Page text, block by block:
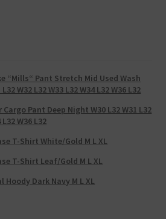
“Mills“ Pant Stretch Mid Used Wash
W32 L32 W33 L32 W34 L32 W36 L32
Pant Deep Night W30 L32 W31 L32
L32 W36 L32
T-Shirt White/Gold M L XL
T-Shirt Leaf/Gold M L XL
Dark Navy M L XL